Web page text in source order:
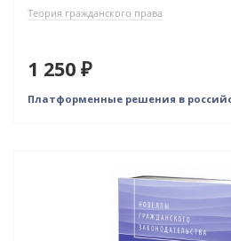
Теория гражданского права
1 250 ₽
Платформенные решения в